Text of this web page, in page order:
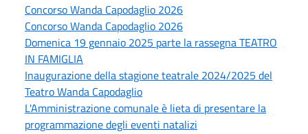
Concorso Wanda Capodaglio 2026
Concorso Wanda Capodaglio 2026
Domenica 19 gennaio 2025 parte la rassegna TEATRO
IN FAMIGLIA
Inaugurazione della stagione teatrale 2024/2025 del
Teatro Wanda Capodaglio
L'Amministrazione comunale è lieta di presentare la
programmazione degli eventi natalizi